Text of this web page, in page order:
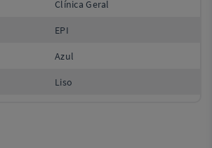
Clínica Geral
EPI
Azul
Liso